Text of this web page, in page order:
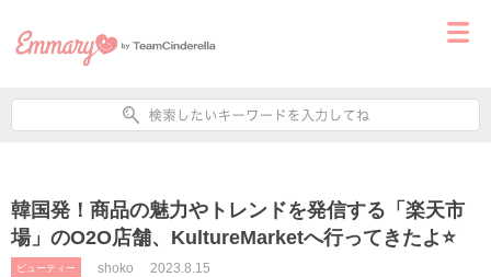
韓国発！商品の魅力やトレンドを発信する「楽天市
場」のO2O店舗、KultureMarketへ行ってきたよ⭐
ビューティー shoko 2023.8.15